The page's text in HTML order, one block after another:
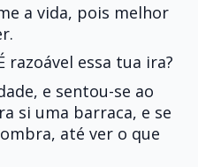
a vida, pois melhor
razoável essa tua ira?
e sentou-se ao
si uma barraca, e se
até ver o que